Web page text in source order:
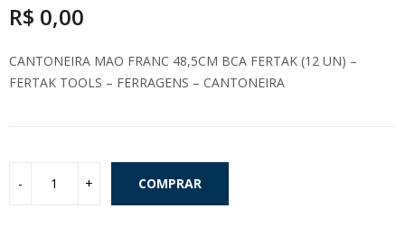
R$ 0,00
CANTONEIRA MAO FRANC 48,5CM BCA FERTAK (12 UN) –
FERTAK TOOLS – FERRAGENS – CANTONEIRA
COMPRAR